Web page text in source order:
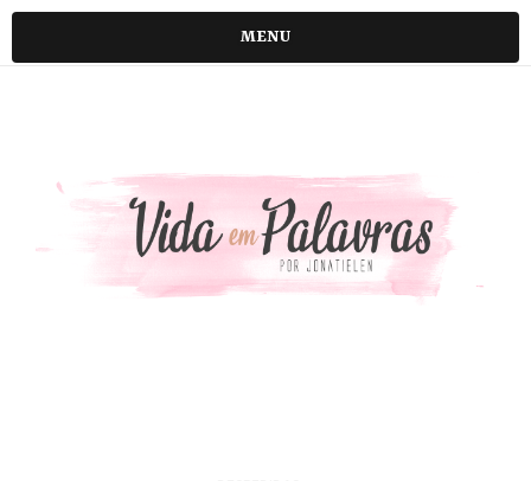
MENU